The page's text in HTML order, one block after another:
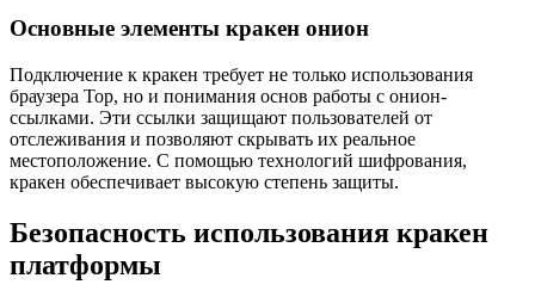
Основные элементы кракен онион
Подключение к кракен требует не только использования
браузера Тор, но и понимания основ работы с онион-
ссылками. Эти ссылки защищают пользователей от
отслеживания и позволяют скрывать их реальное
местоположение. С помощью технологий шифрования,
кракен обеспечивает высокую степень защиты.
Безопасность использования кракен
платформы